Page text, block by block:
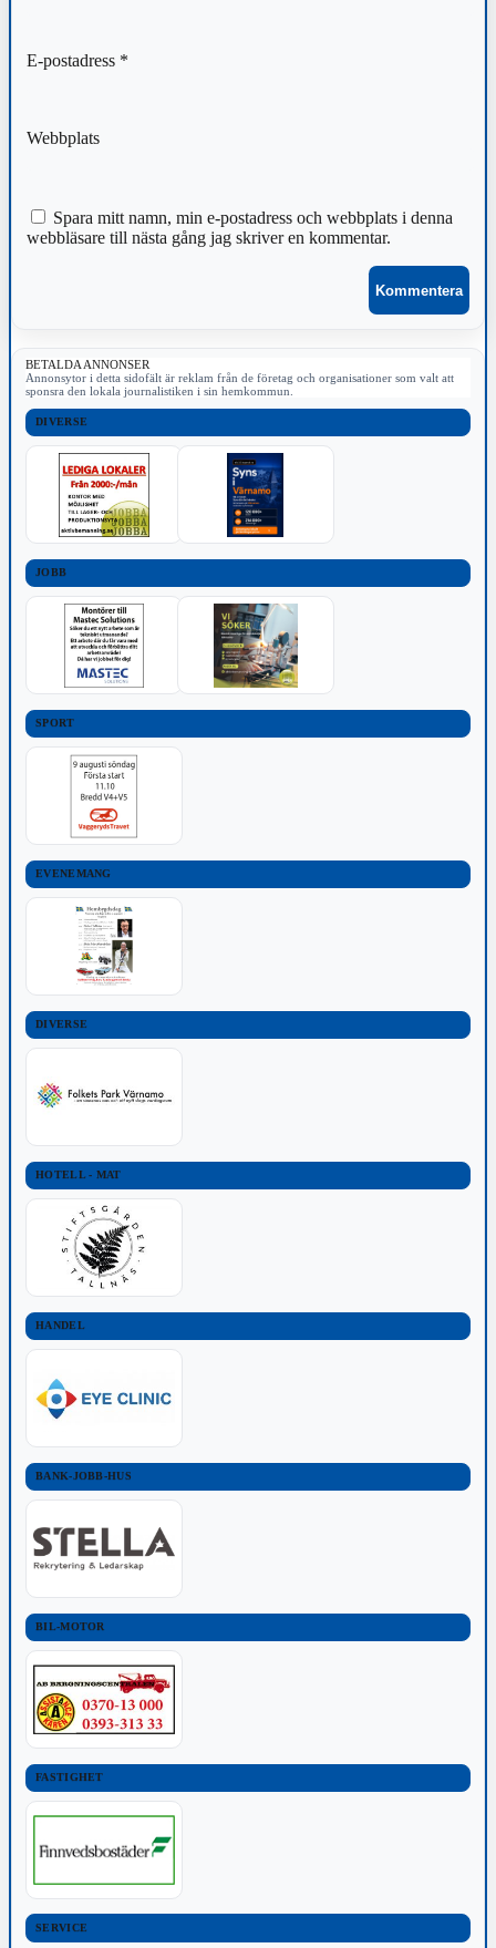
E-postadress *
Webbplats
Spara mitt namn, min e-postadress och webbplats i denna
webbläsare till nästa gång jag skriver en kommentar.
BETALDA ANNONSER
Annonsytor i detta sidofält är reklam från de företag och organisationer som valt att
sponsra den lokala journalistiken i sin hemkommun.
DIVERSE
JOBB
SPORT
EVENEMANG
DIVERSE
HOTELL - MAT
HANDEL
BANK-JOBB-HUS
BIL-MOTOR
FASTIGHET
SERVICE